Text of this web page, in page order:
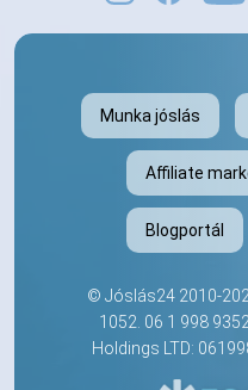
Munka jóslás
Affiliate
Blogportál
© Jóslás24 2010-
1052. 06 1 998
Holdings LTD: